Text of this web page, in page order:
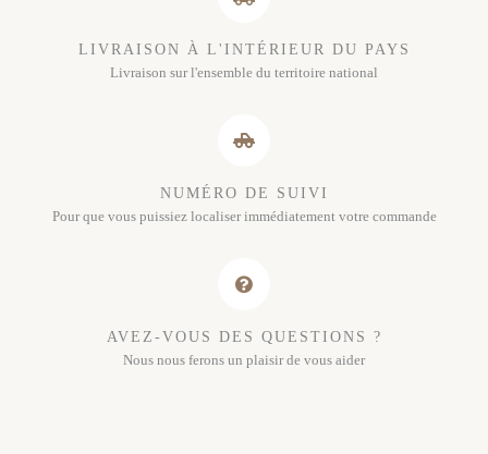
LIVRAISON À L'INTÉRIEUR DU PAYS
Livraison sur l'ensemble du territoire national
NUMÉRO DE SUIVI
Pour que vous puissiez localiser immédiatement votre commande
AVEZ-VOUS DES QUESTIONS ?
Nous nous ferons un plaisir de vous aider